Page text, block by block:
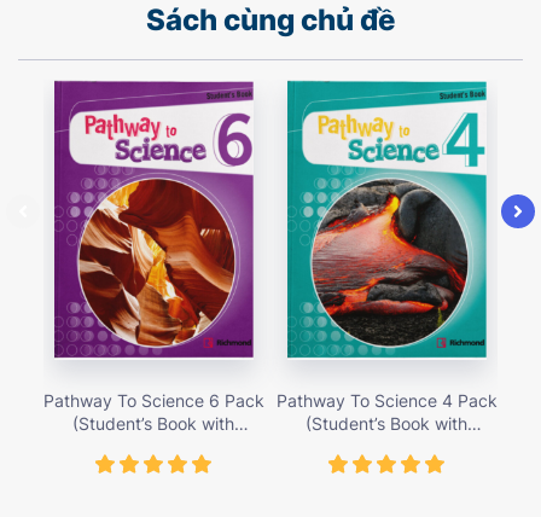
Sách cùng chủ đề
Pathway To Science 6 Pack
(Student’s Book with
419,000 vnđ
Pathway To Science 4 Pack
(Student’s Book with
419,000 vnđ